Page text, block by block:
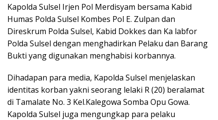
Kapolda Sulsel Irjen Pol Merdisyam bersama Kabid
Humas Polda Sulsel Kombes Pol E. Zulpan dan
Direskrum Polda Sulsel, Kabid Dokkes dan Ka labfor
Polda Sulsel dengan menghadirkan Pelaku dan Barang
Bukti yang digunakan menghabisi korbannya.
Dihadapan para media, Kapolda Sulsel menjelaskan
identitas korban yakni seorang lelaki R (20) beralamat
di Tamalate No. 3 Kel.Kalegowa Somba Opu Gowa.
Kapolda Sulsel juga mengungkap para pelaku